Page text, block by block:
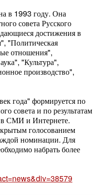
в 1993 году. Она
совета Русского
достижения в
"Политическая
отношения",
"Культура",
производство",
года" формируется по
совета и по результатам
в СМИ и Интернете.
голосованием
номинации. Для
набрать более
s&div=38579